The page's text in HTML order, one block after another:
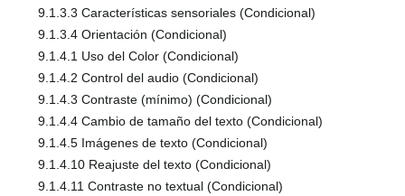
9.1.3.3 Características sensoriales (Condicional)
9.1.3.4 Orientación (Condicional)
9.1.4.1 Uso del Color (Condicional)
9.1.4.2 Control del audio (Condicional)
9.1.4.3 Contraste (mínimo) (Condicional)
9.1.4.4 Cambio de tamaño del texto (Condicional)
9.1.4.5 Imágenes de texto (Condicional)
9.1.4.10 Reajuste del texto (Condicional)
9.1.4.11 Contraste no textual (Condicional)